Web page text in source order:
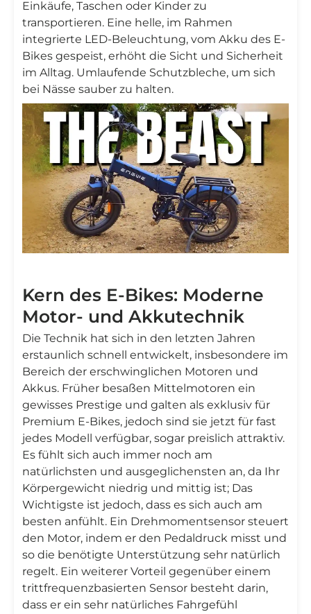
Einkäufe, Taschen oder Kinder zu
transportieren. Eine helle, im Rahmen
integrierte LED-Beleuchtung, vom Akku des E-
Bikes gespeist, erhöht die Sicht und Sicherheit
im Alltag. Umlaufende Schutzbleche, um sich
bei Nässe sauber zu halten.
Kern des E-Bikes: Moderne
Motor- und Akkutechnik
Die Technik hat sich in den letzten Jahren
erstaunlich schnell entwickelt, insbesondere im
Bereich der erschwinglichen Motoren und
Akkus. Früher besaßen Mittelmotoren ein
gewisses Prestige und galten als exklusiv für
Premium E-Bikes, jedoch sind sie jetzt für fast
jedes Modell verfügbar, sogar preislich attraktiv.
Es fühlt sich auch immer noch am
natürlichsten und ausgeglichensten an, da Ihr
Körpergewicht niedrig und mittig ist; Das
Wichtigste ist jedoch, dass es sich auch am
besten anfühlt. Ein Drehmomentsensor steuert
den Motor, indem er den Pedaldruck misst und
so die benötigte Unterstützung sehr natürlich
regelt. Ein weiterer Vorteil gegenüber einem
trittfrequenzbasierten Sensor besteht darin,
dass er ein sehr natürliches Fahrgefühl